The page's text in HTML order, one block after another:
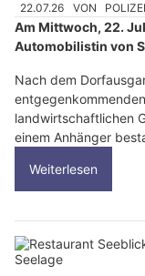
22.07.26 VON
Am Mittwoch, 22.
Automobilistin von
Nach dem
landwirtschaftlichen
einem Anhänger
Weiterlesen